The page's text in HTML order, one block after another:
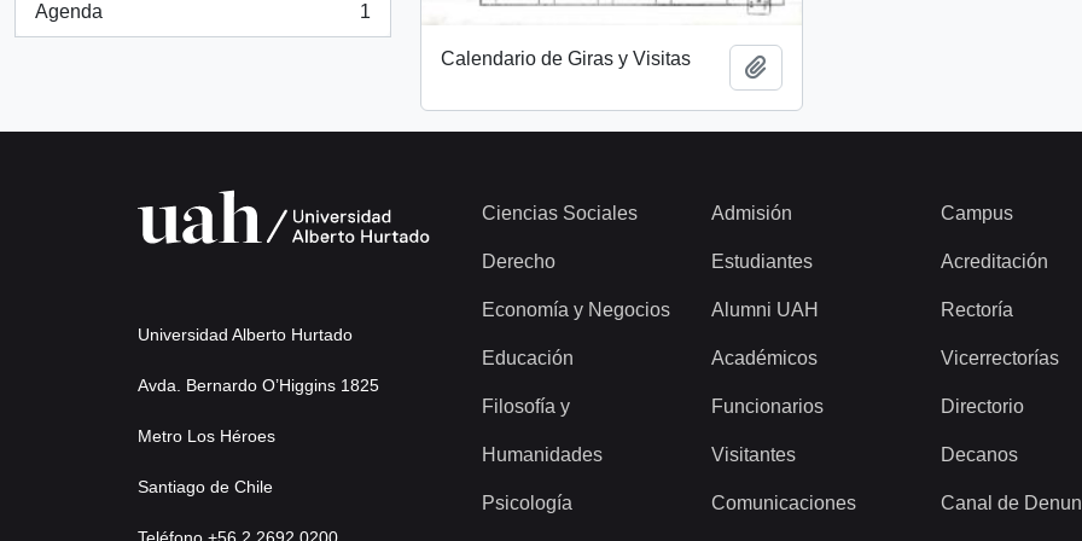
Agenda
, 1 resultados
1
Calendario de Giras y Visitas
Universidad Alberto Hurtado
Avda. Bernardo O’Higgins 1825
Metro Los Héroes
Santiago de Chile
Ciencias Sociales
Derecho
Economía y Negocios
Educación
Filosofía y
Humanidades
Psicología
Admisión
Estudiantes
Alumni UAH
Académicos
Funcionarios
Visitantes
Comunicaciones
Campus
Acreditación
Rectoría
Vicerrectorías
Directorio
Decanos
Canal de